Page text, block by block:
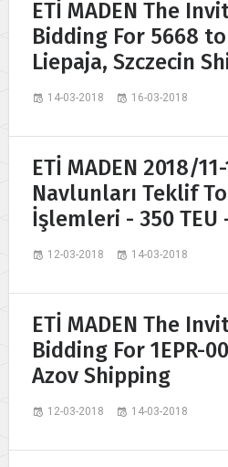
ETİ MADEN The
Bidding For 5668
Liepaja, Szczecin
14-03-2018 16-03-2018
ETİ MADEN 2018/
Navlunları Teklif
İşlemleri - 350 TEU
12-03-2018 14-03-2018
ETİ MADEN The
Bidding For 1EPR-
Azov Shipping
12-03-2018 14-03-2018